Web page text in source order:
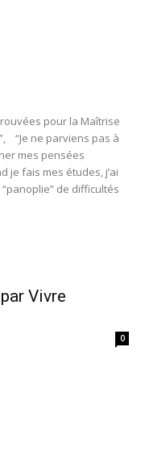
pour la Maîtrise
“Je ne parviens pas à
mes pensées
je fais mes études, j’ai
de difficultés
Vivre
0